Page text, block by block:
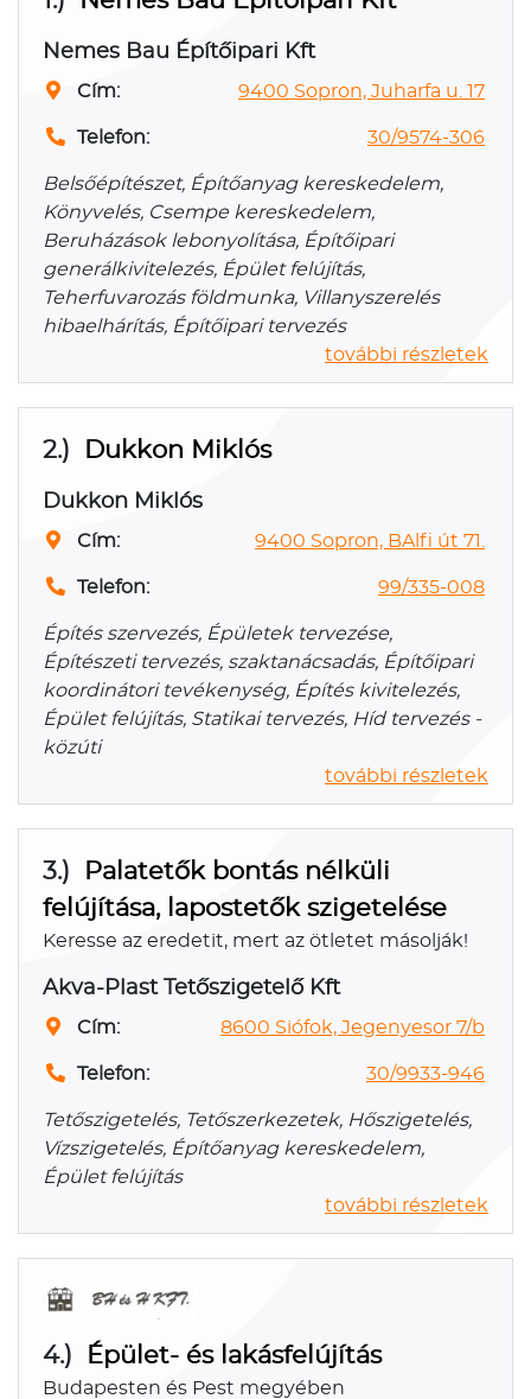
Nemes Bau Építőipari Kft
Cím: 9400 Sopron, Juharfa u. 17
Telefon: 30/9574-306
Belsőépítészet, Építőanyag kereskedelem,
Könyvelés, Csempe kereskedelem,
Beruházások lebonyolítása, Építőipari
generálkivitelezés, Épület felújítás,
Teherfuvarozás földmunka, Villanyszerelés
hibaelhárítás, Építőipari tervezés
további részletek
2.) Dukkon Miklós
Dukkon Miklós
Cím: 9400 Sopron, BAlfi út 71.
Telefon: 99/335-008
Építés szervezés, Épületek tervezése,
Építészeti tervezés, szaktanácsadás, Építőipari
koordinátori tevékenység, Építés kivitelezés,
Épület felújítás, Statikai tervezés, Híd tervezés -
közúti
további részletek
3.)
Palatetők bontás nélküli
felújítása, lapostetők szigetelése
Keresse az eredetit, mert az ötletet másolják!
Akva-Plast Tetőszigetelő Kft
Cím: 8600 Siófok, Jegenyesor 7/b
Telefon: 30/9933-946
Tetőszigetelés, Tetőszerkezetek, Hőszigetelés,
Vízszigetelés, Építőanyag kereskedelem,
Épület felújítás
további részletek
4.) Épület- és lakásfelújítás
Budapesten és Pest megyében